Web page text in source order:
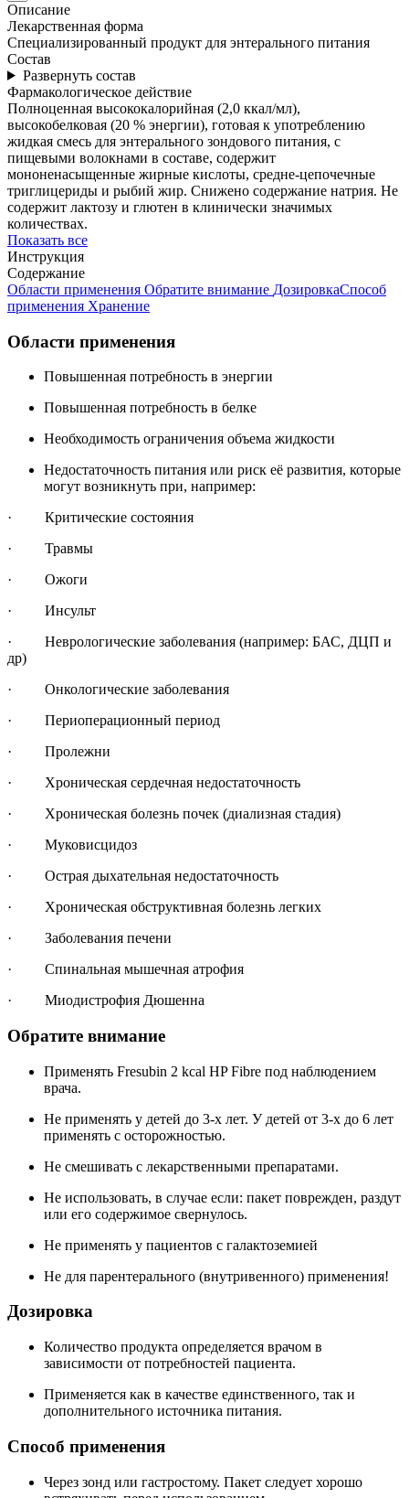
Описание
Лекарственная форма
Специализированный продукт для энтерального питания
Состав
Развернуть состав
Фармакологическое действие
Полноценная высококалорийная (2,0 ккал/мл),
высокобелковая (20 % энергии), готовая к употреблению
жидкая смесь для энтерального зондового питания, с
пищевыми волокнами в составе, содержит
мононенасыщенные жирные кислоты, средне-цепочечные
триглицериды и рыбий жир. Снижено содержание натрия. Не
содержит лактозу и глютен в клинически значимых
количествах.
Показать все
Инструкция
Содержание
Области применения Обратите внимание ДозировкаСпособ
применения Хранение
Области применения
Повышенная потребность в энергии
Повышенная потребность в белке
Необходимость ограничения объема жидкости
Недостаточность питания или риск её развития, которые
могут возникнуть при, например:
· Критические состояния
· Травмы
· Ожоги
· Инсульт
· Неврологические заболевания (например: БАС, ДЦП и
др)
· Онкологические заболевания
· Периоперационный период
· Пролежни
· Хроническая сердечная недостаточность
· Хроническая болезнь почек (диализная стадия)
· Муковисцидоз
· Острая дыхательная недостаточность
· Хроническая обструктивная болезнь легких
· Заболевания печени
· Спинальная мышечная атрофия
· Миодистрофия Дюшенна
Обратите внимание
Применять Fresubin 2 kcal HP Fibre под наблюдением
врача.
Не применять у детей до 3-х лет. У детей от 3-х до 6 лет
применять с осторожностью.
Не смешивать с лекарственными препаратами.
Не использовать, в случае если: пакет поврежден, раздут
или его содержимое свернулось.
Не применять у пациентов с галактоземией
Не для парентерального (внутривенного) применения!
Дозировка
Количество продукта определяется врачом в
зависимости от потребностей пациента.
Применяется как в качестве единственного, так и
дополнительного источника питания.
Способ применения
Через зонд или гастростому. Пакет следует хорошо